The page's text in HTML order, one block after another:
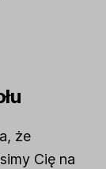
że
Cię na